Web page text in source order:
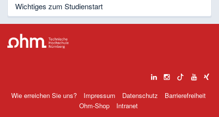
Wichtiges zum Studienstart
Wie erreichen Sie uns? Impressum Datenschutz
Barrierefreiheit
Ohm-Shop
Intranet